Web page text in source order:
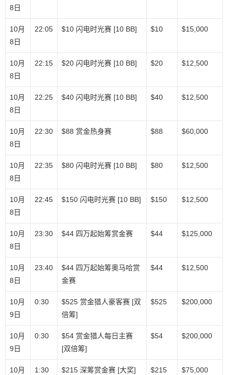
8日
10月
8日
22:05 $10 闪电时光赛 [10 BB] $10 $15,000
10月
8日
22:15 $20 闪电时光赛 [10 BB] $20 $12,500
10月
8日
22:25 $40 闪电时光赛 [10 BB] $40 $12,500
10月
8日
22:30 $88 赏金热身赛 $88 $60,000
10月
8日
22:35 $80 闪电时光赛 [10 BB] $80 $12,500
10月
8日
22:45 $150 闪电时光赛 [10 BB] $150 $12,500
10月
8日
23:30 $44 四万起始筹赏金赛 $44 $125,000
10月
8日
23:40
$44 四万起始筹奥马哈赏
金赛
$44 $12,500
10月
9日
0:30
$525 赏金猎人豪客赛 [双
倍筹]
$525 $200,000
10月
9日
0:30
$54 赏金猎人每日主赛
[双倍筹]
$54 $200,000
10月
1:30 $215 深筹赏金赛 [大奖] $215 $75,000